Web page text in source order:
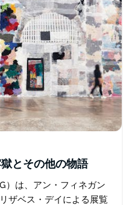
とその他の物語
）は、アン・フィネガン
ザベス・デイによる展覧